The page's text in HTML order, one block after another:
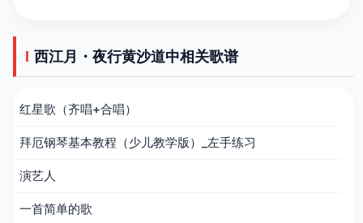
西江月・夜行黄沙道中相关歌谱
红星歌（齐唱+合唱）
拜厄钢琴基本教程（少儿教学版）_左手练习
演艺人
一首简单的歌